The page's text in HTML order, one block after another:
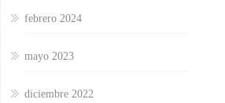
febrero 2024
mayo 2023
diciembre 2022